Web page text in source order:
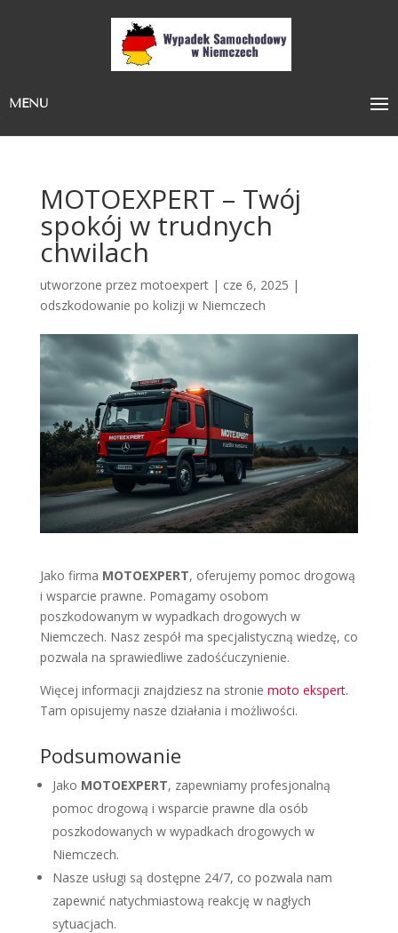
MENU
MOTOEXPERT – Twój
spokój w trudnych
chwilach
utworzone przez motoexpert| cze 6, 2025 |
odszkodowanie po kolizji w Niemczech
Jako firma MOTOEXPERT, oferujemy pomoc drogową
i wsparcie prawne. Pomagamy osobom
poszkodowanym w wypadkach drogowych w
Niemczech. Nasz zespół ma specjalistyczną wiedzę, co
pozwala na sprawiedliwe zadośćuczynienie.
Więcej informacji znajdziesz na stronie moto ekspert.
Tam opisujemy nasze działania i możliwości.
Podsumowanie
Jako MOTOEXPERT, zapewniamy profesjonalną
pomoc drogową i wsparcie prawne dla osób
poszkodowanych w wypadkach drogowych w
Niemczech.
Nasze usługi są dostępne 24/7, co pozwala nam
zapewnić natychmiastową reakcję w nagłych
sytuacjach.